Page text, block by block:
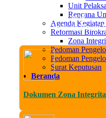
Unit
Rencana
Agenda
Reformasi
Zona
Pedoman
Pedoman
Surat Keputusan
Beranda
Sab, 08 Agustus 2026
Datang di Website Resmi
Dokumen Zona